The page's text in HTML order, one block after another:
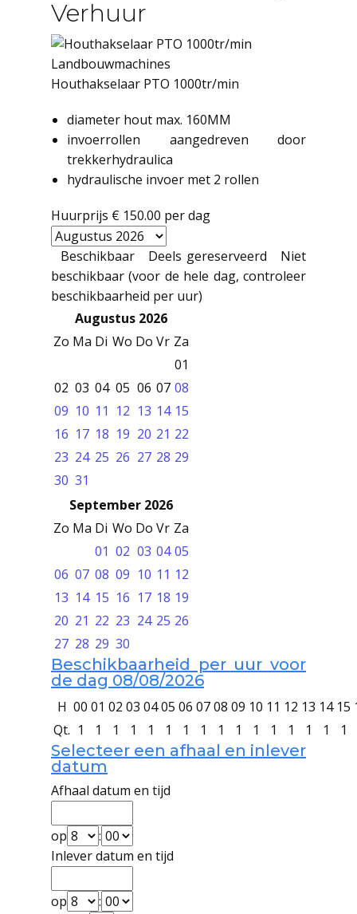
Verhuur
Landbouwmachines
Houthakselaar PTO 1000tr/min
diameter hout max. 160MM
invoerrollen aangedreven door
trekkerhydraulica
hydraulische invoer met 2 rollen
Huurprijs € 150.00 per dag
Beschikbaar Deels gereserveerd
Niet
beschikbaar (voor de hele dag, controleer
beschikbaarheid per uur)
Augustus 2026
Zo Ma Di Wo Do Vr Za
01
02 03 04 05 06 07 08
09 10 11 12 13 14 15
16 17 18 19 20 21 22
23 24 25 26 27 28 29
30 31
September 2026
Zo Ma Di Wo Do Vr Za
01 02 03 04 05
06 07 08 09 10 11 12
13 14 15 16 17 18 19
20 21 22 23 24 25 26
27 28 29 30
Beschikbaarheid per uur voor
de dag 08/08/2026
H 00 01 02 03 0405 06 0708 09 10 11 12 13 14 15
Qt. 1 1 1 1 1 1 1 1 1 1 1 1 1 1 1 1
Selecteer een afhaal en inlever
datum
Afhaal datum en tijd
op
:
Inlever datum en tijd
op
: